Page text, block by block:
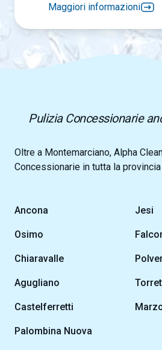
Maggiori informazioni
Pulizia Concessionarie
Oltre a Montemarciano, Alpha
Concessionarie in tutta la provincia
Ancona Jesi
Osimo
Chiaravalle
Agugliano
Castelferretti
Palombina Nuova